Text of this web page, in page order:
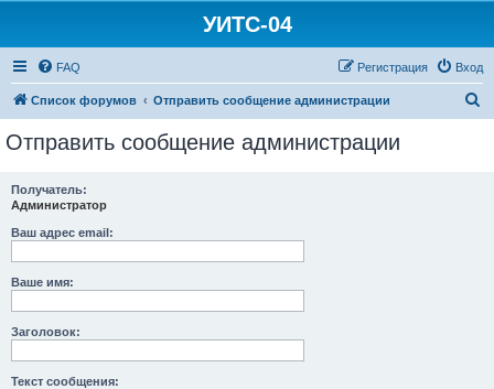
УИТС-04
FAQ Вход
Регистрация
Список форумов Отправить сообщение администрации
Отправить сообщение администрации
Получатель:
Администратор
Ваш адрес email:
Ваше имя:
Заголовок:
Текст сообщения: